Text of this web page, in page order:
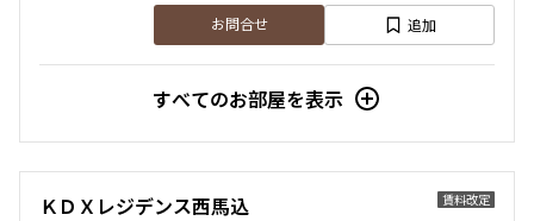
お問合せ 追加
すべてのお部屋を表示
賃料改定
ＫＤＸレジデンス西馬込